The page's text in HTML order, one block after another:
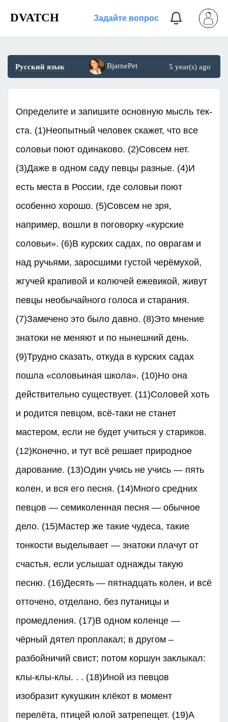
DVATCH Задайте вопрос
Русский язык BjarnePet 5 year(s) ago
Опре­де­ли­те и за­пи­ши­те ос­нов­ную мысль тек­
ста. (1)Неопытный человек скажет, что все
соловьи поют одинаково. (2)Совсем нет.
(3)Даже в одном саду певцы разные. (4)И
есть места в России, где соловьи поют
особенно хорошо. (5)Совсем не зря,
например, вошли в поговорку «курские
соловьи». (6)В курских садах, по оврагам и
над ручьями, заросшими густой черёмухой,
жгучей крапивой и колючей ежевикой, живут
певцы необычайного голоса и старания.
(7)Замечено это было давно. (8)Это мнение
знатоки не меняют и по нынешний день.
(9)Трудно сказать, откуда в курских садах
пошла «соловьиная школа». (10)Но она
действительно существует. (11)Соловей хоть
и родится певцом, всё-таки не станет
мастером, если не будет учиться у стариков.
(12)Конечно, и тут всё решает природное
дарование. (13)Один учись не учись — пять
колен, и вся его песня. (14)Много средних
певцов — семиколенная песня — обычное
дело. (15)Мастер же такие чудеса, такие
тонкости выделывает — знатоки плачут от
счастья, если услышат однажды такую
песню. (16)Десять — пятнадцать колен, и всё
отточено, отделано, без путаницы и
промедления. (17)В одном коленце —
чёрный дятел проплакал; в другом –
разбойничий свист; потом коршун заклыкал:
клы-клы-клы. . . (18)Иной из певцов
изобразит кукушкин клёкот в момент
перелёта, птицей юлой затрепещет. (19)А